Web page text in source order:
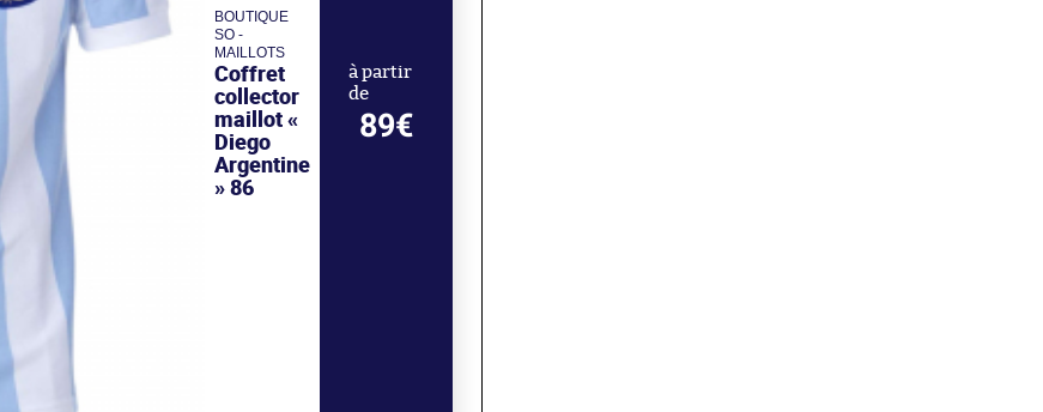
BOUTIQUE
SO -
MAILLOTS
Coffret
collector
maillot «
Diego
Argentine
» 86
à partir
de
89€